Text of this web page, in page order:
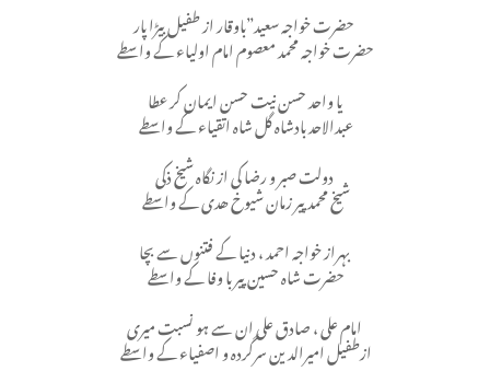
حضرت خواجہ محمد معصوم امام اولیاء کے واسطے
یا واحد حسن نیت حسن ایمان کر عطا
عبدالاحد بادشاہ گل شاہ اتقیاء کے واسطے
دولت صبر و رضا کی از نگاه شیخ ذکی
شیخ محمد پیر زمان شیوخ ھدی کے واسطے
بہراز خواجہ احمد ، دنیا کے فتنوں سے بچا
حضرت شاہ حسین پیر با وفا کے واسطے
امام علی ، صادق علی ان سے ہو نسبت میری
ازطفیل امیرالدین سرگردہ و اصفیاء کے واسطے